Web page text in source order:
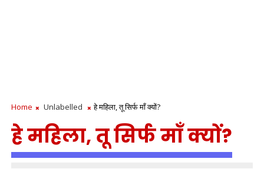
Home Unlabelled हे महिला, तू सिर्फ माँ क्यों?
हे महिला, तू सिर्फ माँ क्यों?